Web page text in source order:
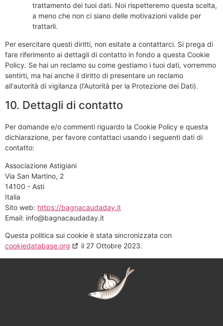
trattamento dei tuoi dati. Noi rispetteremo questa scelta,
a meno che non ci siano delle motivazioni valide per
trattarli.
Per esercitare questi diritti, non esitate a contattarci. Si prega di
fare riferimento ai dettagli di contatto in fondo a questa Cookie
Policy. Se hai un reclamo su come gestiamo i tuoi dati, vorremmo
sentirti, ma hai anche il diritto di presentare un reclamo
all'autorità di vigilanza (l'Autorità per la Protezione dei Dati).
10. Dettagli di contatto
Per domande e/o commenti riguardo la Cookie Policy e questa
dichiarazione, per favore contattaci usando i seguenti dati di
contatto:
Associazione Astigiani
Via San Martino, 2
14100 - Asti
Italia
Sito web: https://bagnacaudaday.it
Email: info@bagnacaudaday.it
Questa politica sui cookie è stata sincronizzata con
cookiedatabase.org
il 27 Ottobre 2023.